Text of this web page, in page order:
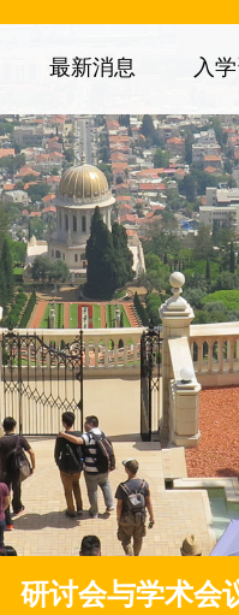
最新消息 入
研讨会与学术会